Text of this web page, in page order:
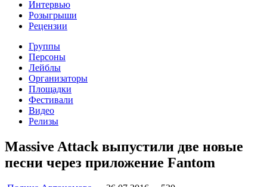
Интервью
Розыгрыши
Рецензии
Группы
Персоны
Лейблы
Организаторы
Площадки
Фестивали
Видео
Релизы
Massive Attack выпустили две новые
песни через приложение Fantom